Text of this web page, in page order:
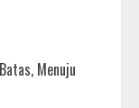
Menuju